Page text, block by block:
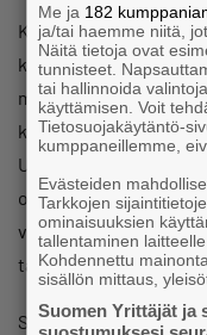
Kuntaveron lasku
kilpailee muiden
maksukykyisestä
kuin naapurialueilla,
Uudet asukkaat
osaamista ja tuloja.
vahvistaa kuntien
tarvitsee kasvattaa
Samalla kevyempi
Me ja 182
ja/tai haemme niitä,
Näitä tietoja ovat
tunnisteet.
tai hallinnoida
käyttämisen. Voit
Tietosuojakäytäntö-
kumppaneillemme,
Evästeiden
Tarkkojen
ominaisuuksien
tallentaminen
Kohdennettu
sisällön mittaus,
Suomen Yrittäjät ja